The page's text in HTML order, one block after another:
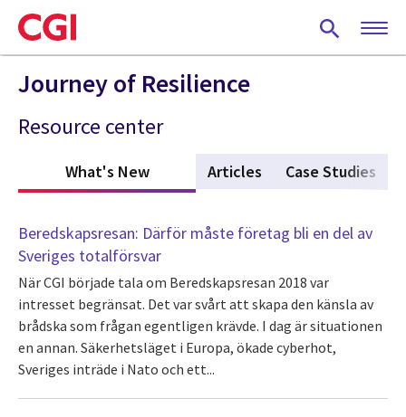
Skip
to
main
content
Journey of Resilience
Resource center
What's New(active tab)Articles Case Studies
Beredskapsresan: Därför måste företag bli en del av
Sveriges totalförsvar
När CGI började tala om Beredskapsresan 2018 var
intresset begränsat. Det var svårt att skapa den känsla av
brådska som frågan egentligen krävde. I dag är situationen
en annan. Säkerhetsläget i Europa, ökade cyberhot,
Sveriges inträde i Nato och ett...